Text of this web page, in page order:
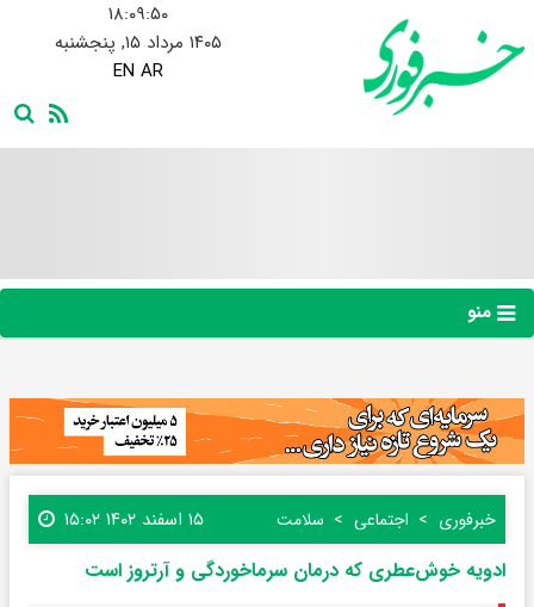
۱۸:۰۹:۵۱
۱۴۰۵ مرداد ۱۵, پنجشنبه
EN AR
منو
خبرفوری اجتماعی سلامت ۱۵ اسفند ۱۴۰۲ ۱۵:۰۲
ادویه خوش‌عطری که درمان سرماخوردگی و آرتروز است